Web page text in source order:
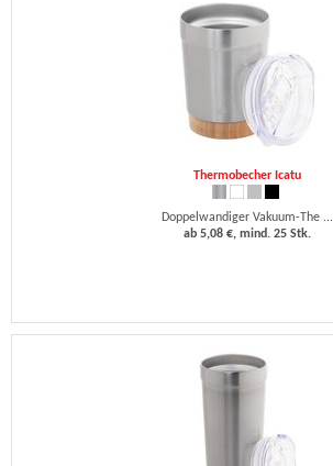
Thermobecher Icatu
Doppelwandiger Vakuum-The ...
ab 5,08 €, mind. 25 Stk.